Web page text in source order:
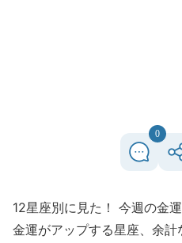
0
12星座別に見た！ 今週の金運
金運がアップする星座、余